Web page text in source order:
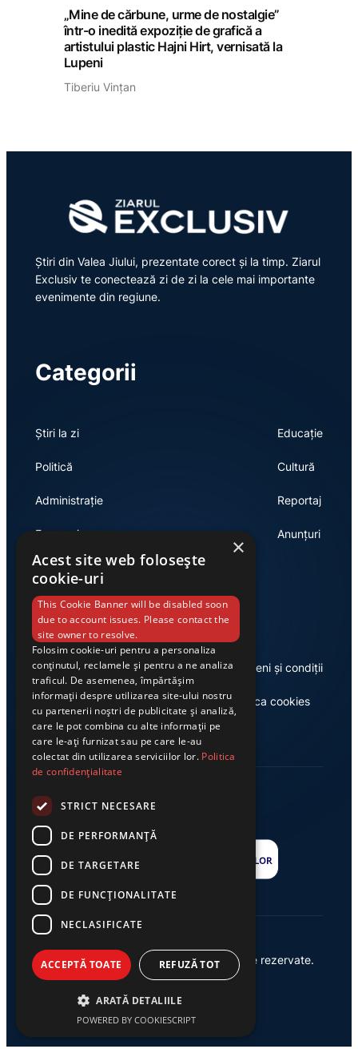
„Mine de cărbune, urme de nostalgie”
într-o inedită expoziție de grafică a
artistului plastic Hajni Hirt, vernisată la
Lupeni
Tiberiu Vințan
Știri din Valea Jiului, prezentate corect și la timp. Ziarul
Exclusiv te conectează zi de zi la cele mai importante
evenimente din regiune.
Categorii
Știri la zi
Politică
Administrație
Economie
Educație
Cultură
Reportaj
Anunțuri
Link-uri utile
Despre noi
Casa de editură Exclusiv
Termeni și condiții
Politica cookies
© 2026 Ziarul Exclusiv – Toate drepturile rezervate.
Powered by {AW}
×
Acest site web folosește
cookie-uri
This Cookie Banner will be disabled soon
due to account issues. Please contact the
site owner to resolve.
Folosim cookie-uri pentru a personaliza
conținutul, reclamele și pentru a ne analiza
traficul. De asemenea, împărtășim
informații despre utilizarea site-ului nostru
cu partenerii noștri de publicitate și analiză,
care le pot combina cu alte informații pe
care le-ați furnizat sau pe care le-au
colectat din utilizarea serviciilor lor. Politica
de confidențialitate
STRICT NECESARE
DE PERFORMANȚĂ
DE TARGETARE
DE FUNCŢIONALITATE
NECLASIFICATE
ACCEPTĂ TOATE REFUZĂ TOT
ARATĂ DETALIILE
POWERED BY COOKIESCRIPT